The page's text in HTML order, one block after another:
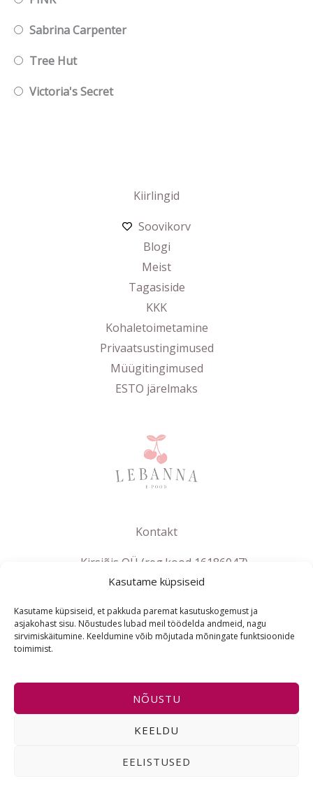
Kasutame küpsiseid
Kasutame küpsiseid, et pakkuda paremat kasutuskogemust ja
asjakohast sisu. Nõustudes lubad meil töödelda andmeid, nagu
sirvimiskäitumine. Keeldumine võib mõjutada mõningate funktsioonide
toimimist.
NÕUSTU
KEELDU
EELISTUSED
Sabrina Carpenter
Tree Hut
Victoria's Secret
Kontakt
Kirsiõis OÜ (reg.kood 16186047)
info@lebanna.ee
KMKR EE102658392
Kiirlingid
Soovikorv
Blogi
Meist
Tagasiside
KKK
Kohaletoimetamine
Privaatsustingimused
Müügitingimused
ESTO järelmaks
ET
Copyright © 2021-2026 Lebanna e-pood | Powered by
F